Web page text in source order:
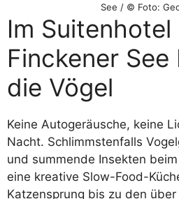
See / © Foto:
Im Suitenhotel
Finckener
die Vögel
Keine Autogeräusche, keine
Nacht. Schlimmstenfalls
und summende Insekten
eine kreative Slow-Food-
Katzensprung bis zu den